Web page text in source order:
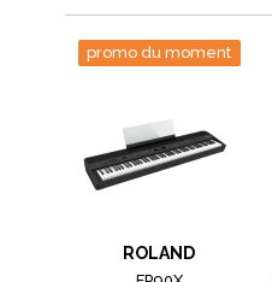
promo du moment
ROLAND